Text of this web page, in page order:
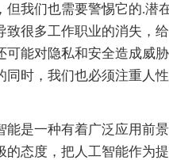
但我们也需要警惕它的.潜
致很多工作职业的消失，
可能对隐私和安全造成威胁
同时，我们也必须注重人
是一种有着广泛应用前景
的态度，把人工智能作为